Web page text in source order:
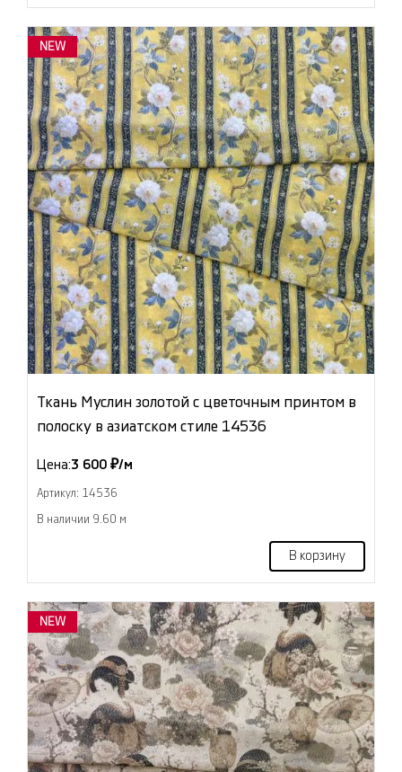
NEW
Ткань Муслин золотой с цветочным принтом в
полоску в азиатском стиле 14536
Цена:3 600 ₽/м
Артикул: 14536
В наличии 9.60 м
В корзину
NEW